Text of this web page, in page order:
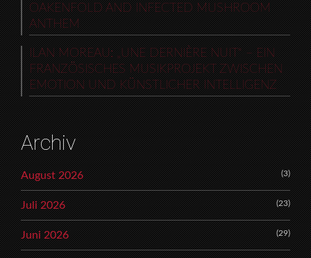
OAKENFOLD AND INFECTED MUSHROOM
ANTHEM
ILAN MOREAU: „UNE DERNIÈRE NUIT“ – EIN
FRANZÖSISCHES MUSIKPROJEKT ZWISCHEN
EMOTION UND KÜNSTLICHER INTELLIGENZ
Archiv
August 2026 (3)
Juli 2026 (23)
Juni 2026 (29)